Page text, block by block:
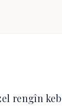
rengîn